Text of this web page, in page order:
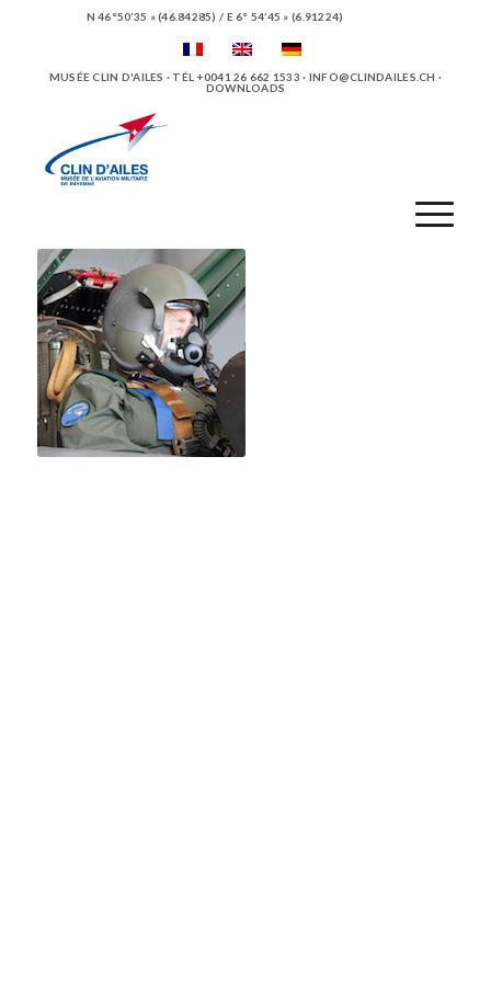
N 46°50’35 » (46.84285) / E 6° 54’45 » (6.91224)
MUSÉE CLIN D'AILES · TÉL +0041 26 662 1533 · INFO@CLINDAILES.CH ·
DOWNLOADS